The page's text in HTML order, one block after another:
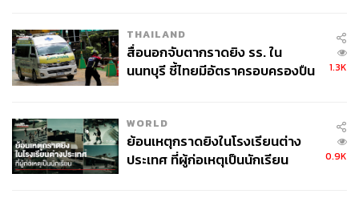
ด้วยอย่าง BeoPlay หรือ Devialet
ดูแล้วมันช่างสวนทางกับเสียงวิจารณ์เสียนี่กระไร
THAILAND
สื่อนอกจับตากราดยิง รร. ใน
นนทบุรี ชี้ไทยมีอัตราครอบครองปืน
1.3K
WORLD
ย้อนเหตุกราดยิงในโรงเรียนต่าง
ประเทศ ที่ผู้ก่อเหตุเป็นนักเรียน
0.9K